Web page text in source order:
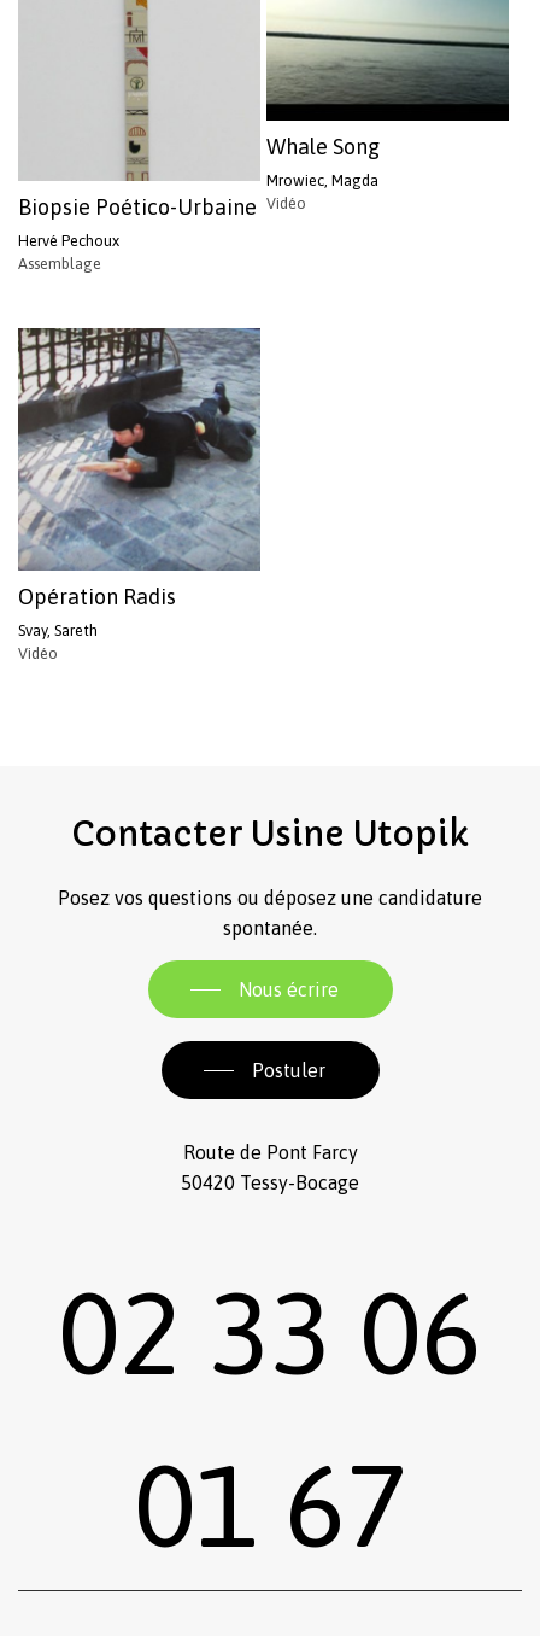
Biopsie Poético-Urbaine
Hervé Pechoux
Assemblage
Whale Song
Mrowiec, Magda
Vidéo
Opération Radis
Svay, Sareth
Vidéo
Contacter Usine Utopik
Posez vos questions ou déposez une candidature
spontanée.
Nous écrire
Postuler
Route de Pont Farcy
50420 Tessy-Bocage
02 33 06
01 67